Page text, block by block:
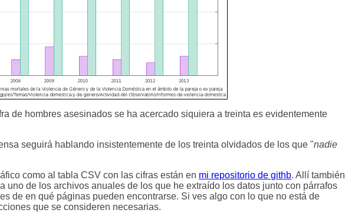
de hombres asesinados se ha acercado siquiera a treinta es evidentemente
seguirá hablando insistentemente de los treinta olvidados de los que "nadie
como al tabla CSV con las cifras están en mi repositorio de githb. Allí también
uno de los archivos anuales de los que he extraído los datos junto con párrafos
de en qué páginas pueden encontrarse. Si ves algo con lo que no está de
que se consideren necesarias.